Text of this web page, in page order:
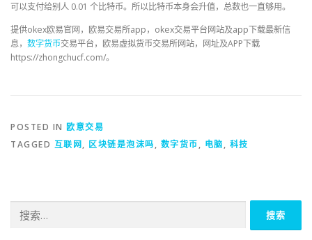
可以支付给别人 0.01 个比特币。所以比特币本身会升值，总数也一直够用。
提供okex欧易官网，欧易交易所app，okex交易平台网站及app下载最新信
息， 数字货币交易平台，欧易虚拟货币交易所网站，网址及APP下载
https://zhongchucf.com/。
POSTED IN 欧意交易
TAGGED 互联网, 区块链是泡沫吗, 数字货币, 电脑, 科技
索：